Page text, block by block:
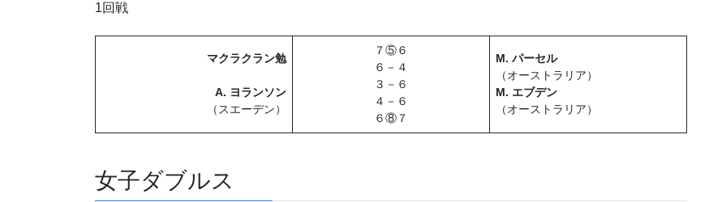
1回戦
マクラクラン勉
A. ヨランソン
（スエーデン）
７⑤６
６－４
３－６
４－６
６⑧７
M. パーセル
（オーストラリア）
M. エブデン
（オーストラリア）
女子ダブルス